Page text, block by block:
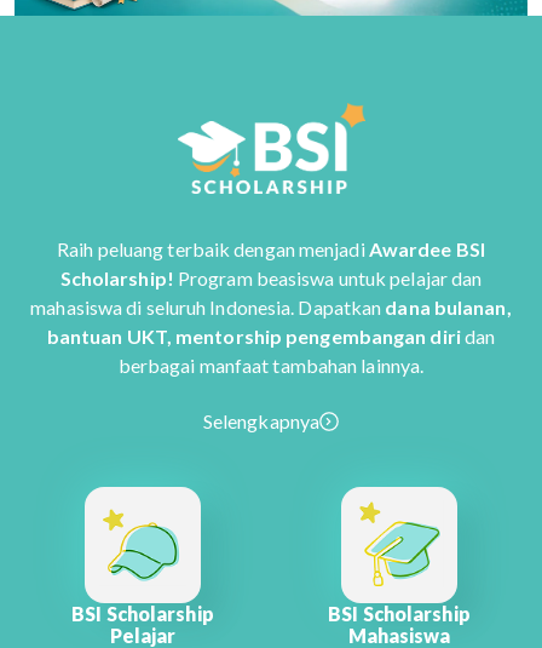
Raih peluang terbaik dengan menjadiAwardee BSI
Scholarship! Program beasiswa untuk pelajar dan
mahasiswa di seluruh Indonesia. Dapatkan dana bulanan,
bantuan UKT, mentorship pengembangan diridan
berbagai manfaat tambahan lainnya.
Selengkapnya
BSI Scholarship
Pelajar
BSI Scholarship
Mahasiswa